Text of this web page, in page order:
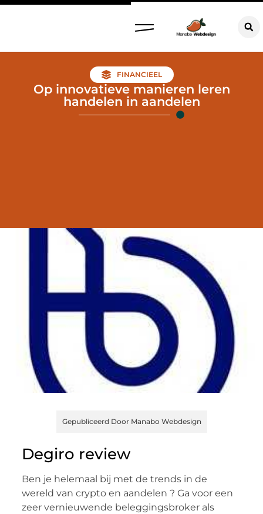
FINANCIEEL
Op innovatieve manieren leren
handelen in aandelen
Gepubliceerd Door Manabo Webdesign
Degiro review
Ben je helemaal bij met de trends in de
wereld van crypto en aandelen ? Ga voor een
zeer vernieuwende beleggingsbroker als